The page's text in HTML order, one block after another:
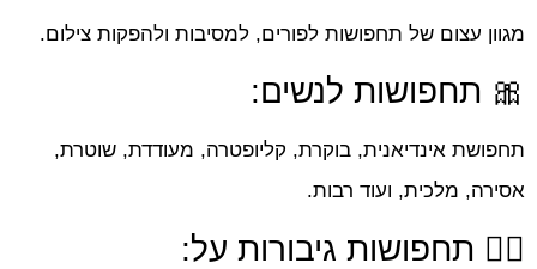
מגוון עצום של תחפושות לפורים, למסיבות ולהפקות צילום.
🎀 תחפושות לנשים:
תחפושת אינדיאנית, בוקרת, קליופטרה, מעודדת, שוטרת,
אסירה, מלכית, ועוד רבות.
🤸‍♀️ תחפושות גיבורות על: